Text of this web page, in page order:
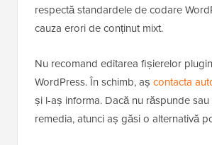
respectă standardele de codare
cauza erori de conținut mixt.
Nu recomand editarea fișierelor
WordPress. În schimb, aș contacta
și l-aș informa. Dacă nu răspunde
remedia, atunci aș găsi o alternativă